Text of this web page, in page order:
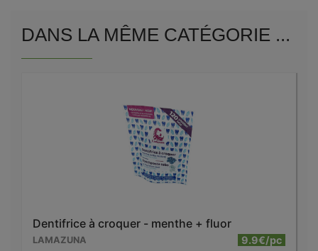
DANS LA MÊME CATÉGORIE ...
Dentifrice à croquer - menthe + fluor
LAMAZUNA 9.9€/pc